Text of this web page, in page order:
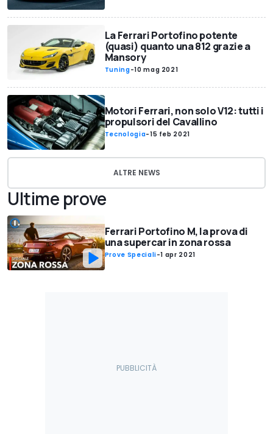
La Ferrari Portofino potente
(quasi) quanto una 812 grazie a
Mansory
Tuning-10 mag 2021
Motori Ferrari, non solo V12: tutti i
propulsori del Cavallino
Tecnologia-15 feb 2021
ALTRE NEWS
Ultime prove
Ferrari Portofino M, la prova di
una supercar in zona rossa
Prove Speciali-1 apr 2021